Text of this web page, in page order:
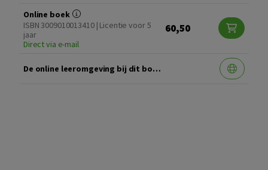
Online boek
ISBN 3009010013410 | Licentie voor 5
jaar
Direct via e-mail
60,50
De online leeromgeving bij dit boek